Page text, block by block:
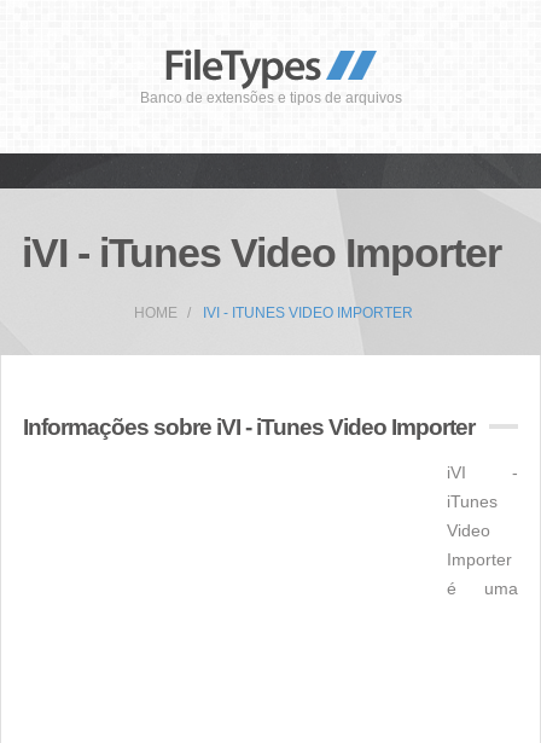
Banco de extensões e tipos de arquivos
iVI - iTunes Video Importer
HOME IVI - ITUNES VIDEO IMPORTER
Informações sobre iVI - iTunes Video Importer
iVI -
iTunes
Video
Importer
é uma